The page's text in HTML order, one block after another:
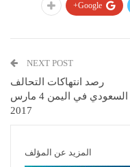
Google+
NEXT POST
رصد انتهاكات التحالف
السعودي في اليمن 4 مارس
2017
المزيد عن المؤلف